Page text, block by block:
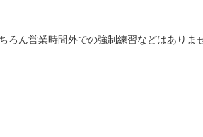
ろん営業時間外での強制練習などはありま